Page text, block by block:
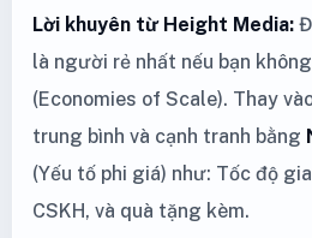
Lời khuyên từ Height Media:
là người rẻ nhất nếu bạn
(Economies of Scale). Thay
trung bình và cạnh tranh bằng
(Yếu tố phi giá) như: Tốc độ
CSKH, và quà tặng kèm.